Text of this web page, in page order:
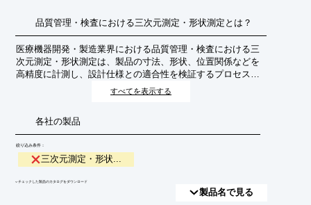
品質管理・検査における三次元測定・形状測定とは？
医療機器開発・製造業界における品質管理・検査における三
次元測定・形状測定は、製品の寸法、形状、位置関係などを
高精度に計測し、設計仕様との適合性を検証するプロセスで
す。これにより、製品の安全性、有効性、信頼性を確保し、
すべてを表示する
各社の製品
絞り込み条件：
三次元測定・形状...
​▼チェックした製品のカタログをダウンロード
製品名で見る